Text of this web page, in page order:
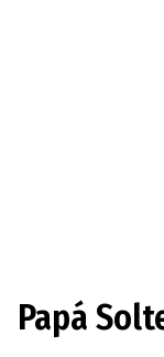
Papá